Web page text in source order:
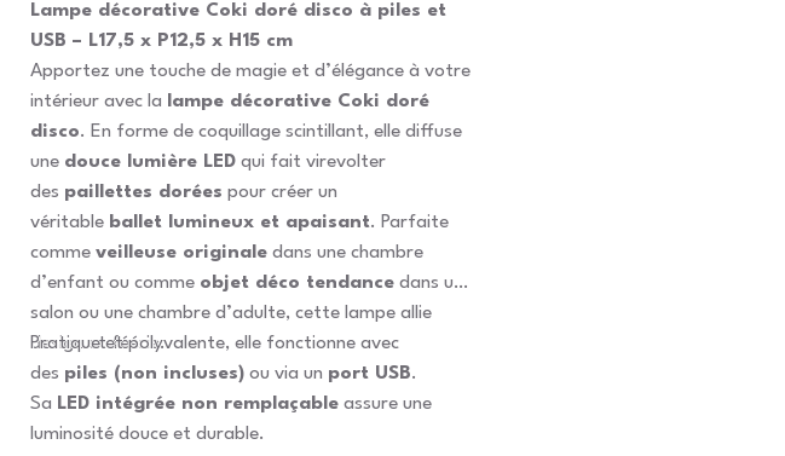
Lampe décorative Coki doré disco à piles et
USB – L17,5 x P12,5 x H15 cm
Apportez une touche de magie et d’élégance à votre
intérieur avec la
lampe décorative Coki doré
disco. En forme de coquillage scintillant, elle diffuse
une douce lumière LEDqui fait virevolter
des paillettes dorées pour créer un
véritable ballet lumineux et apaisant. Parfaite
comme veilleuse originaledans une chambre
d’enfant ou comme objet déco tendancedans un
salon ou une chambre d’adulte, cette lampe allie
design et féérie.
Pratique et polyvalente, elle fonctionne avec
des piles (non incluses)ou via un port USB.
Sa LED intégrée non remplaçableassure une
luminosité douce et durable.